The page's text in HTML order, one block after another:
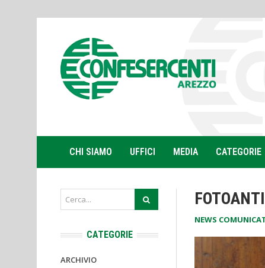
CHI SIAMO UFFICI MEDIA CATEGORIE
NEWS
CATEGORIE
ARCHIVIO